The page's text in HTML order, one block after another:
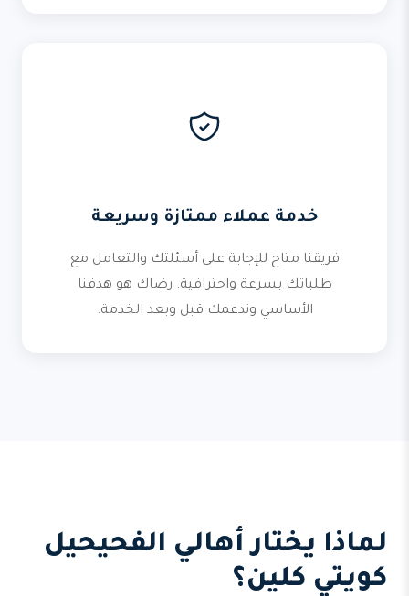
خدمة عملاء ممتازة وسريعة
فريقنا متاح للإجابة على أسئلتك والتعامل مع
طلباتك بسرعة واحترافية. رضاك هو هدفنا
الأساسي وندعمك قبل وبعد الخدمة.
لماذا يختار أهالي الفحيحيل
كويتي كلين؟